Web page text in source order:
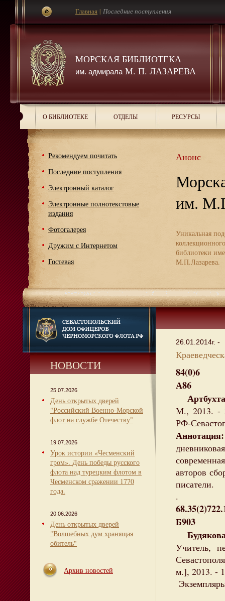
МОРСКАЯ БИБЛИОТЕКА
им. адмиралаМ. П. ЛАЗАРЕВА
Главная | Последние поступления
О БИБЛИОТЕКЕ ОТДЕЛЫ РЕСУРСЫ
Рекомендуем почитать
Последние поступления
Электронный каталог
Электронные полнотекстовые
издания
Фотогалерея
Дружим с Интернетом
Гостевая
Анонс
им.
Уникальная
библиотеки
М.П.Лазарева.
НОВОСТИ
25.07.2026
День открытых дверей
"Российский Военно-Морской
флот на службе Отечеству"
19.07.2026
Урок истории «Чесменский
гром». День победы русского
флота над турецким флотом в
Чесменском сражении 1770
года.
20.06.2026
День открытых дверей
"Волшебных дум хранящая
обитель"
Архив новостей
26.01.2014г. -
84(0)6
А86
М., 2013. -
РФ-
Аннотация:
авторов
писатели.
.
Б903
Учитель,
м.], 2013. -